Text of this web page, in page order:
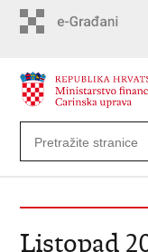
Listopad